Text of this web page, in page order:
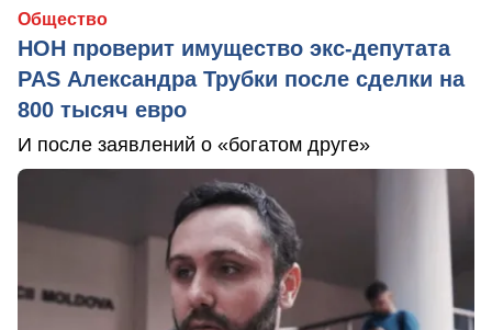
Общество
НОН проверит имущество экс-депутата
PAS Александра Трубки после сделки на
800 тысяч евро
И после заявлений о «богатом друге»